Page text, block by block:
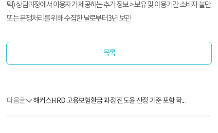
택) 상담과정에서 이용자가 제공하는 추가 정보 > 보유 및 이용기간 소비자 불만
또는 분쟁처리를 위해 수집한 날로부터 3년 보관
목록
다음글 해커스HRD 고용보험환급 과정 진도율 산정 기준 포함 학습주의사항 안내